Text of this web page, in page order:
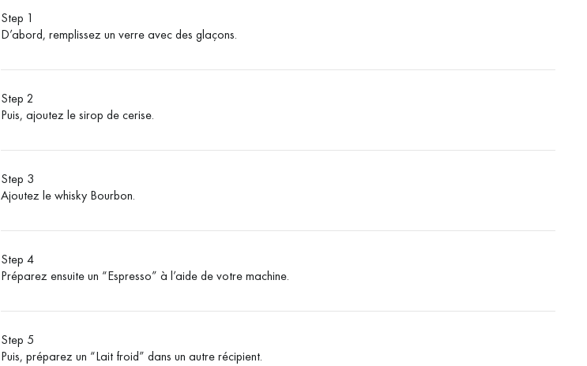
Step 1
D’abord, remplissez un verre avec des glaçons.
Step 2
Puis, ajoutez le sirop de cerise.
Step 3
Ajoutez le whisky Bourbon.
Step 4
Préparez ensuite un “Espresso” à l’aide de votre machine.
Step 5
Puis, préparez un “Lait froid” dans un autre récipient.